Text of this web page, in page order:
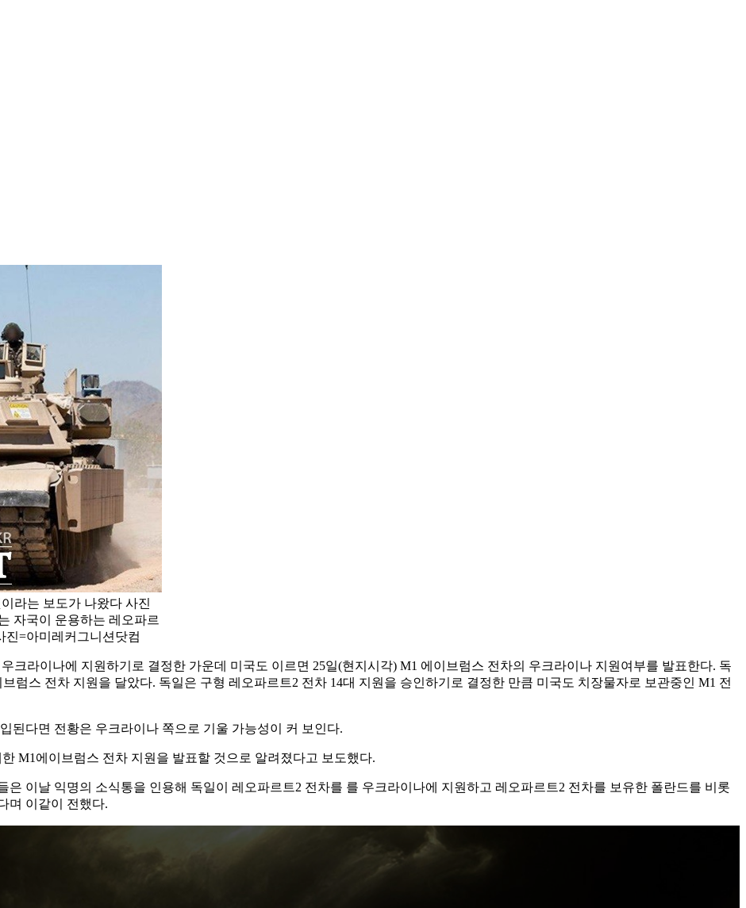
라는 보도가 나왔다 사진
자국이 운용하는 레오파르
진=아미레커그니션닷컴
크라이나에 지원하기로 결정한 가운데 미국도 이르면 25일(현지시각) M1 에이브럼스 전차의 우크라이나 지원여부를 발표한다. 독
럼스 전차 지원을 달았다. 독일은 구형 레오파르트2 전차 14대 지원을 승인하기로 결정한 만큼 미국도 치장물자로 보관중인 M1 전
된다면 전황은 우크라이나 쪽으로 기울 가능성이 커 보인다.
M1에이브럼스 전차 지원을 발표할 것으로 알려졌다고 보도했다.
이날 익명의 소식통을 인용해 독일이 레오파르트2 전차를 를 우크라이나에 지원하고 레오파르트2 전차를 보유한 폴란드를 비롯
며 이같이 전했다.